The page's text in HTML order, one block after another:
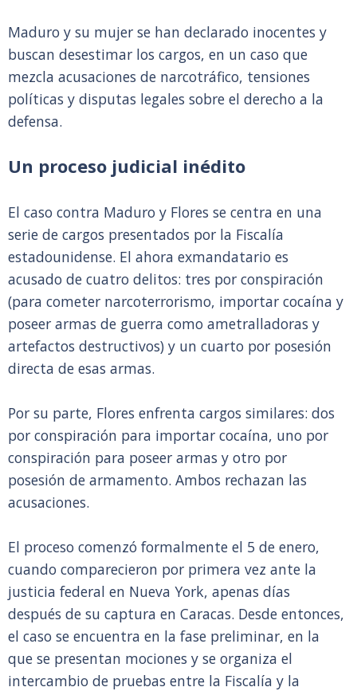
Maduro y su mujer se han declarado inocentes y
buscan desestimar los cargos, en un caso que
mezcla acusaciones de narcotráfico, tensiones
políticas y disputas legales sobre el derecho a la
defensa.
Un proceso judicial inédito
El caso contra Maduro y Flores se centra en una
serie de cargos presentados por la Fiscalía
estadounidense. El ahora exmandatario es
acusado de cuatro delitos: tres por conspiración
(para cometer narcoterrorismo, importar cocaína y
poseer armas de guerra como ametralladoras y
artefactos destructivos) y un cuarto por posesión
directa de esas armas.
Por su parte, Flores enfrenta cargos similares: dos
por conspiración para importar cocaína, uno por
conspiración para poseer armas y otro por
posesión de armamento. Ambos rechazan las
acusaciones.
El proceso comenzó formalmente el 5 de enero,
cuando comparecieron por primera vez ante la
justicia federal en Nueva York, apenas días
después de su captura en Caracas. Desde entonces,
el caso se encuentra en la fase preliminar, en la
que se presentan mociones y se organiza el
intercambio de pruebas entre la Fiscalía y la